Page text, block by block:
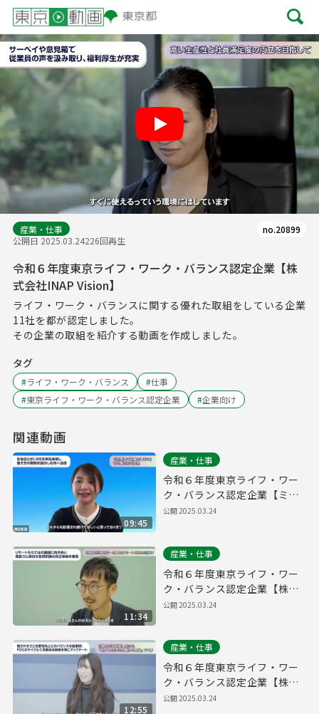
Play
産業・仕事
公開日 2025.03.24226回再生
no.20899
令和６年度東京ライフ・ワーク・バランス認定企業【株
式会社INAP Vision】
ライフ・ワーク・バランスに関する優れた取組をしている企業
11社を都が認定しました。
その企業の取組を紹介する動画を作成しました。
タグ
#ライフ・ワーク・バランス #仕事
#東京ライフ・ワーク・バランス認定企業 #企業向け
関連動画
09:45
産業・仕事
令和６年度東京ライフ・ワー
ク・バランス認定企業【ミラ
イウェブ株式会社】
公開2025.03.24
11:34
産業・仕事
令和６年度東京ライフ・ワー
ク・バランス認定企業【株式
会社プログレス】
公開2025.03.24
12:55
産業・仕事
令和６年度東京ライフ・ワー
ク・バランス認定企業【株式
会社パーキングマーケット】
公開2025.03.24